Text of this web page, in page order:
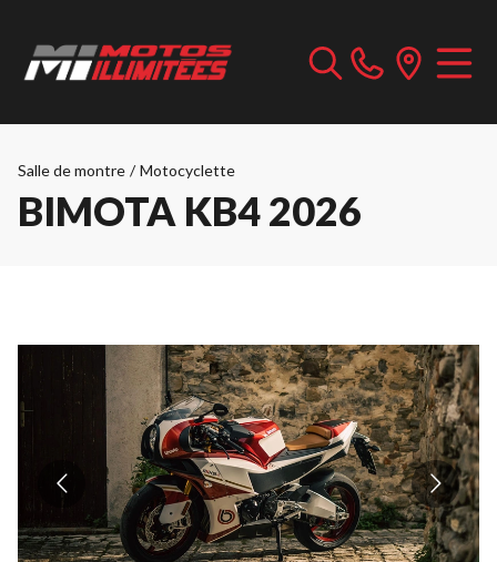
Salle de montre / Motocyclette
BIMOTA KB4 2026